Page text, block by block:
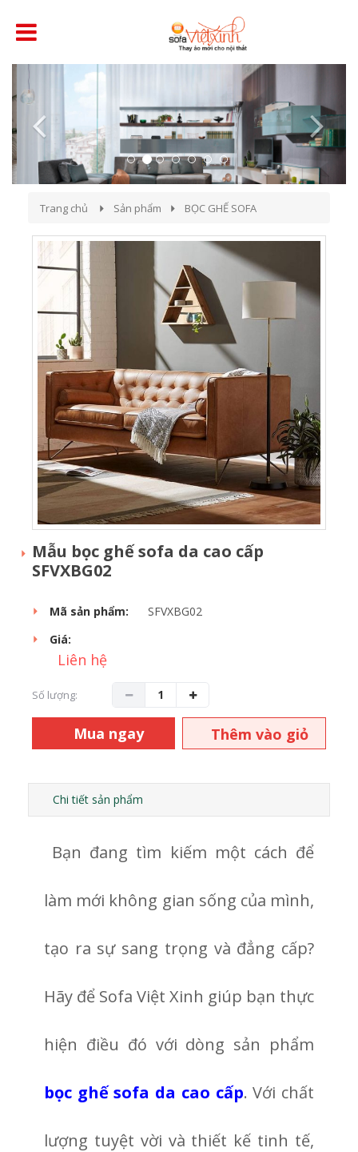
Previous
Trang chủ Sản phẩm BỌC GHẾ SOFA
Mẫu bọc ghế sofa da cao cấp
SFVXBG02
Mã sản phẩm:
SFVXBG02
Giá:
Liên hệ
Số lượng:
Mua ngay
Thêm vào giỏ
Chi tiết sản phẩm
Bạn đang tìm kiếm một cách để
làm mới không gian sống của mình,
tạo ra sự sang trọng và đẳng cấp?
Hãy để Sofa Việt Xinh giúp bạn thực
hiện điều đó với dòng sản phẩm
bọc ghế sofa da cao cấp. Với chất
lượng tuyệt vời và thiết kế tinh tế,